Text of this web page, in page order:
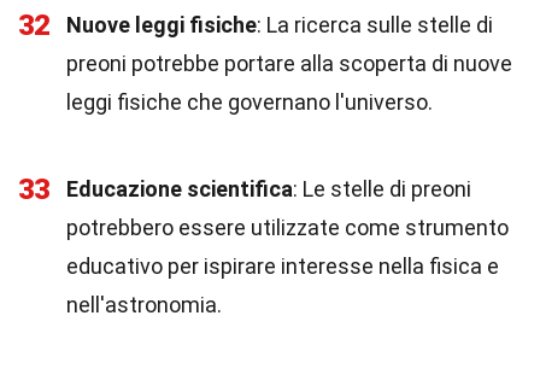
32 Nuove leggi fisiche: La ricerca sulle stelle di
preoni potrebbe portare alla scoperta di nuove
leggi fisiche che governano l'universo.
33 Educazione scientifica: Le stelle di preoni
potrebbero essere utilizzate come strumento
educativo per ispirare interesse nella fisica e
nell'astronomia.